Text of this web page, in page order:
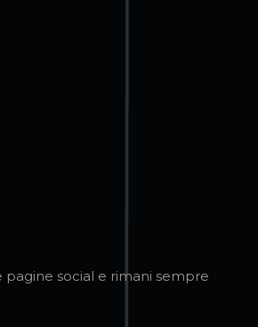
pagine social e rimani sempre